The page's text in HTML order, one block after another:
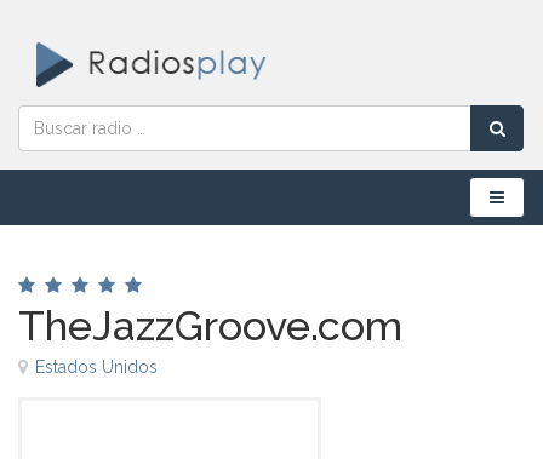
Menú
TheJazzGroove.com
Estados Unidos